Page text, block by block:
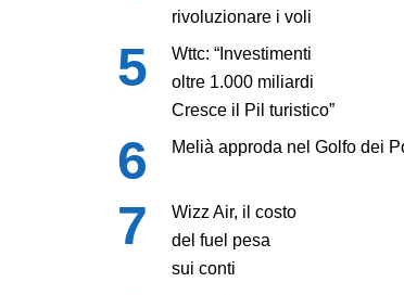
rivoluzionare i voli
Wttc: “Investimenti
oltre 1.000 miliardi
Cresce il Pil turistico”
Melià approda nel Golfo dei
Wizz Air, il costo
del fuel pesa
sui conti